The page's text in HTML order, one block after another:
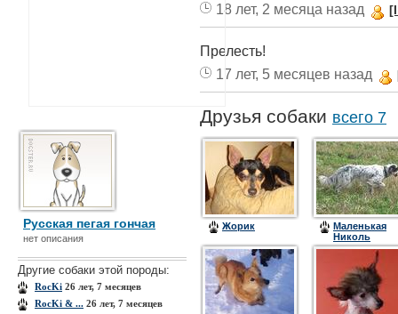
Русская пегая гончая
нет описания
Другие собаки этой породы:
RocKi 26 лет, 7 месяцев
RocKi & ... 26 лет, 7 месяцев
18 лет, 2 месяца назад
Прелесть!
17 лет, 5 месяцев назад
Друзья собаки всего 7
Жорик
Маленькая
Николь